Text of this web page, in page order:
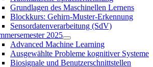
Grundlagen des Maschinellen Lernens
Blockkurs: Gehirn-Muster-Erkennung
Sensordatenverarbeitung (SdV)
2025
Advanced Machine Learning
Ausgewählte Probleme kognitiver Systeme
Biosignale und Benutzerschnittstellen